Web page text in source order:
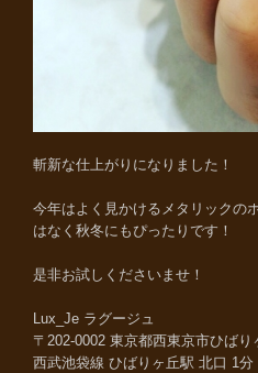
斬新な仕上がりになりました！
今年はよく見かけるメタリックの
はなく秋冬にもぴったりです！
是非お試しくださいませ！
Lux_Je ラグージュ
〒202-0002 東京都西東京市ひば
西武池袋線 ひばりヶ丘駅 北口 1分